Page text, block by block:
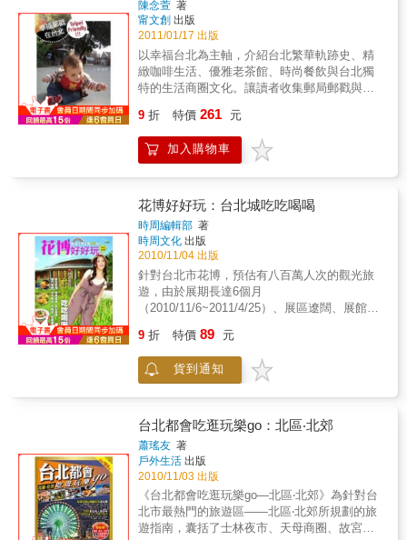
陳念萱 著
甯文創 出版
2011/01/17 出版
以幸福台北為主軸，介紹台北繁華軌跡史、精
緻咖啡生活、優雅老茶館、時尚餐飲與台北獨
特的生活商圈文化。讓讀者收集郵局郵戳與商
羅幸福感。駕著帆船旅遊全世界的英國佬馬克
先生，選擇落腳台北，一住就是二十年，理由
是方便、安全且自由自在；更重要地，不論走
版社，便贈送甯文創當月新書一本。吃喝玩樂
看電影，台北永遠有最豐盛的藝術文化饗宴，
批評的聲音越大，活動力越旺盛，不但無法打
壓如雨後春筍冒出來的創作者，反倒激勵了更
多『外行人』加入；拍電影、發行電影、玩音
樂、搞劇場…… 甚至小小台北在一年內便成立
了五十多家出版社，真有這麼多人願意看書
嗎？根據博客來網路書店的年度報告，業績成
長有三成……
9 折 特價 261 元
加入購物車
花博好好玩：台北城吃吃喝喝
時周編輯部 著
時周文化 出版
2010/11/04 出版
針對台北市花博，預估有八百萬人次的觀光旅
遊，由於展期長達6個月
（2010/11/6~2011/4/25）、展區遼闊、展館軟
邊美食旅遊住宿交通情報，不僅可提供當地住
民與外來旅客快速而深入的瞭解。
9 折 特價 89 元
貨到通知
台北都會吃逛玩樂go：北區‧北郊
蕭瑤友 著
戶外生活 出版
2010/11/03 出版
《台北都會吃逛玩樂go—北區‧北郊》為針對台
北市最熱門的旅遊區——北區‧北郊所規劃的旅
遊指南，囊括了士林夜市、天母商圈、故宮外